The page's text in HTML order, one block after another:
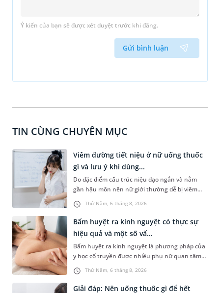
Ý kiến của bạn sẽ được xét duyệt trước khi đăng.
Gửi bình luận
TIN CÙNG CHUYÊN MỤC
Thứ Năm, 6 tháng 8, 2026
Viêm đường tiết niệu ở nữ uống thuốc
gì và lưu ý khi dùng...
Do đặc điểm cấu trúc niệu đạo ngắn và nằm
gần hậu môn nên nữ giới thường dễ bị viêm
đường tiết niệu hơn nam giới. Tùy theo nguyên
nhân, mức độ nhiễm trùng và tình trạng sức
khỏe của người bệnh, bác sĩ sẽ chỉ định các loại
thuốc phù hợp để kiểm soát bệnh hiệu quả.
Vậy viêm đường tiết niệu ở nữ uống thuốc gì và
cần lưu ý những gì trong quá trình điều trị? Hãy
cùng tìm hiểu trong bài viết dưới đây.
Thứ Năm, 6 tháng 8, 2026
Bấm huyệt ra kinh nguyệt có thực sự
hiệu quả và một số vấ...
Bấm huyệt ra kinh nguyệt là phương pháp của
y học cổ truyền được nhiều phụ nữ quan tâm
khi gặp tình trạng chậm kinh hoặc kinh nguyệt
không đều. Vậy phương pháp này có mang lại
hiệu quả như mong đợi không, thực hiện ra
Giải đáp: Nên uống thuốc gì để hết